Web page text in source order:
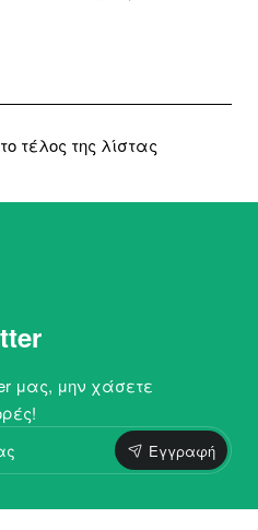
τέλος της λίστας
μας, μην χάσετε
Εγγραφή